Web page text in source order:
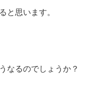
と思います。
なるのでしょうか？